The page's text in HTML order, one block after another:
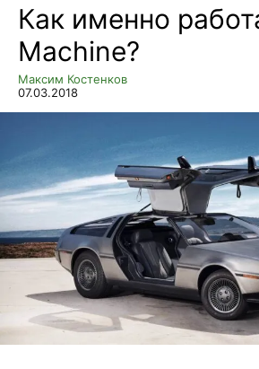
Как именно
Machine?
Максим Костенков
07.03.2018